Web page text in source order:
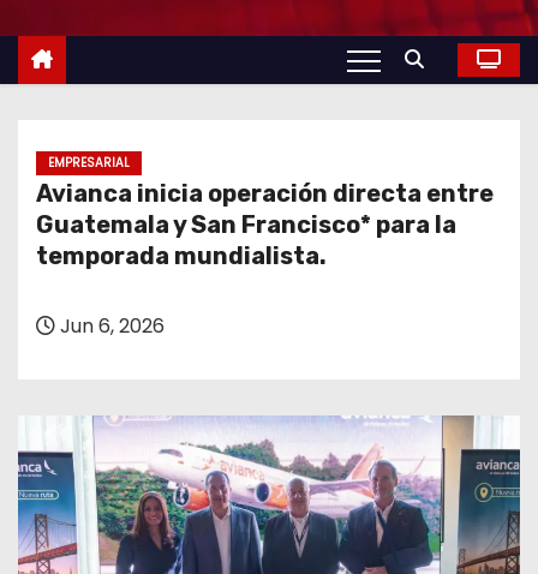
EMPRESARIAL
Avianca inicia operación directa entre
Guatemala y San Francisco* para la
temporada mundialista.
Jun 6, 2026